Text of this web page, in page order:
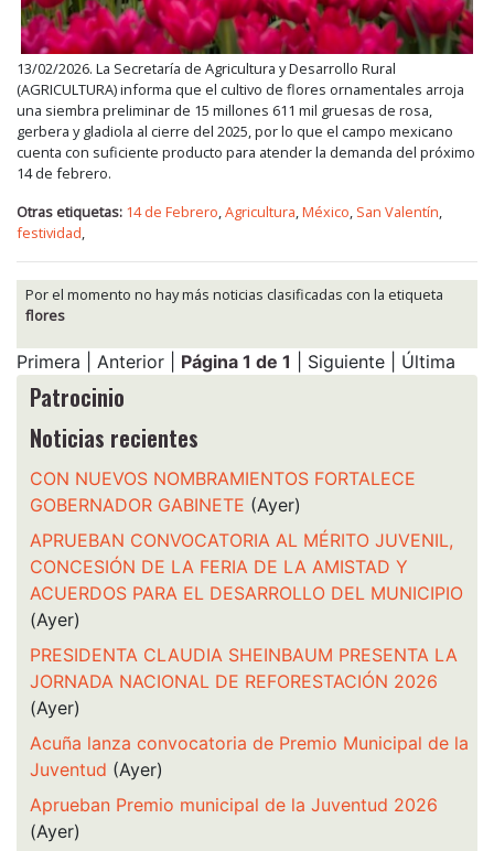
13/02/2026. La Secretaría de Agricultura y Desarrollo Rural
(AGRICULTURA) informa que el cultivo de flores ornamentales arroja
una siembra preliminar de 15 millones 611 mil gruesas de rosa,
gerbera y gladiola al cierre del 2025, por lo que el campo mexicano
cuenta con suficiente producto para atender la demanda del próximo
14 de febrero.
Otras etiquetas: 14 de Febrero Agricultura México San Valentín
festividad
Por el momento no hay más noticias clasificadas con la etiqueta
flores
Primera | Anterior | Página 1 de 1 | Siguiente | Última
Patrocinio
Noticias recientes
CON NUEVOS NOMBRAMIENTOS FORTALECE
GOBERNADOR GABINETE (Ayer)
APRUEBAN CONVOCATORIA AL MÉRITO JUVENIL,
CONCESIÓN DE LA FERIA DE LA AMISTAD Y
ACUERDOS PARA EL DESARROLLO DEL MUNICIPIO
(Ayer)
PRESIDENTA CLAUDIA SHEINBAUM PRESENTA LA
JORNADA NACIONAL DE REFORESTACIÓN 2026
(Ayer)
Acuña lanza convocatoria de Premio Municipal de la
Juventud (Ayer)
Aprueban Premio municipal de la Juventud 2026
(Ayer)